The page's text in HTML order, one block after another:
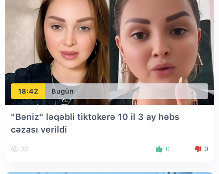
18:42 Bugün
"Bəniz" ləqəbli tiktokerə 10 il 3 ay həbs
cəzası verildi
32 0 0